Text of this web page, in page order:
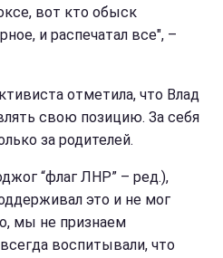
вот кто обыск
и распечатал все", –
отметила, что Влад
свою позицию. За себя
за родителей.
“флаг ЛНР” – ред.),
это и не мог
мы не признаем
воспитывали, что